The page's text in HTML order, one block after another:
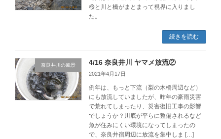
桜と川と橋がまとまって視界に入りまし
た。
続きを読む
奈良井川の風景 4/16 奈良井川 ヤマメ放流②
2021年4月17日
例年は、もっと下流（梨の木橋周辺など）
にも放流していましたが、昨年の豪雨災害
で荒れてしまったり、災害復旧工事の影響
でしょうか？川底が平らに整備されるなど
魚が住みにくい環境になってしまったの
で、奈良井宿周辺に放流を集中しま […]